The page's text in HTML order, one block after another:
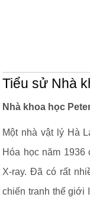
Tiểu sử Nhà
Nhà khoa học
Một nhà vật lý Hà
Hóa học năm
X-ray. Đã có rất
chiến tranh thế giới